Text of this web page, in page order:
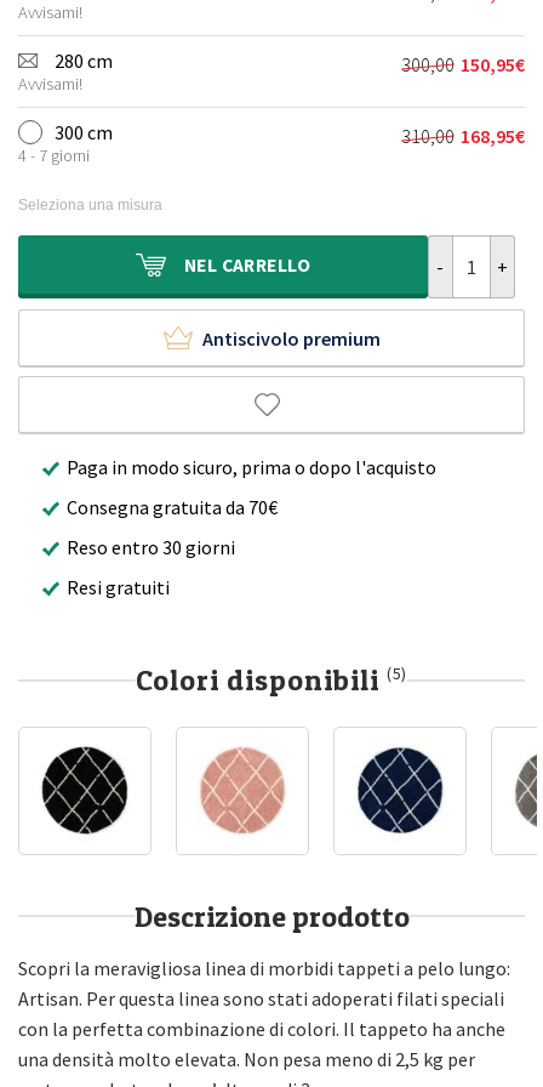
era:
155,00€.
è:
91,95€.
Avvisami!
prezzo
originale
era:
210,00€.
prezzo
attuale
è:
118,95€.
280 cm
Avvisami!
300,00
Il
prezzo
originale
era:
150,95€
Il
prezzo
attuale
è:
300 cm
4 - 7 giorni
310,00
Il
310,00€.
168,95€
Il
168,95€.
Seleziona una misura
NEL CARRELLO
Antiscivolo premium
Paga in modo sicuro, prima o dopo l'acquisto
Consegna gratuita da 70€
Reso entro 30 giorni
Resi gratuiti
Colori disponibili (5)
Descrizione prodotto
Scopri la meravigliosa linea di morbidi tappeti a pelo lungo:
Artisan. Per questa linea sono stati adoperati filati speciali
con la perfetta combinazione di colori. Il tappeto ha anche
una densità molto elevata. Non pesa meno di 2,5 kg per